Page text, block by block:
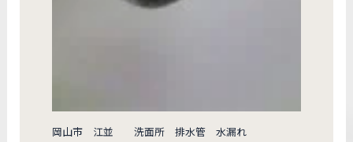
岡山市 江並 洗面所 排水管 水漏れ